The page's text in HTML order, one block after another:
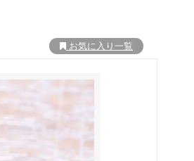
お気に入り一覧